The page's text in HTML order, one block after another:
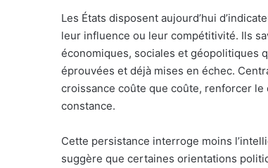
n
c
r
r
Les États disposent aujourd’hui
leur influence ou leur compétitivité. Ils
économiques, sociales et géopolitiques
éprouvées et déjà mises en échec.
croissance coûte que coûte, renforcer
constance.
Cette persistance interroge moins
suggère que certaines orientations